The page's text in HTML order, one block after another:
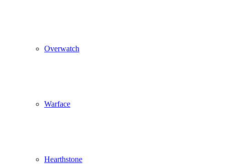
Overwatch
Warface
Hearthstone